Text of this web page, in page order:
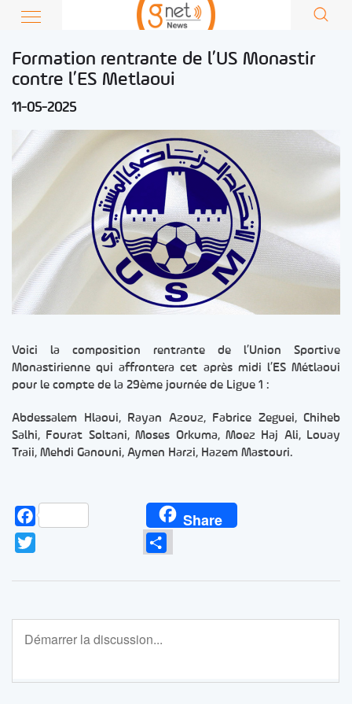
Formation rentrante de l’US Monastir
contre l’ES Metlaoui
11-05-2025
Voici la composition rentrante de l’Union Sportive
Monastirienne qui affrontera cet après midi l’ES Métlaoui
pour le compte de la 29ème journée de Ligue 1 :
Abdessalem Hlaoui, Rayan Azouz, Fabrice Zeguei, Chiheb
Salhi, Fourat Soltani, Moses Orkuma, Moez Haj Ali, Louay
Traii, Mehdi Ganouni, Aymen Harzi, Hazem Mastouri.
Facebook Share